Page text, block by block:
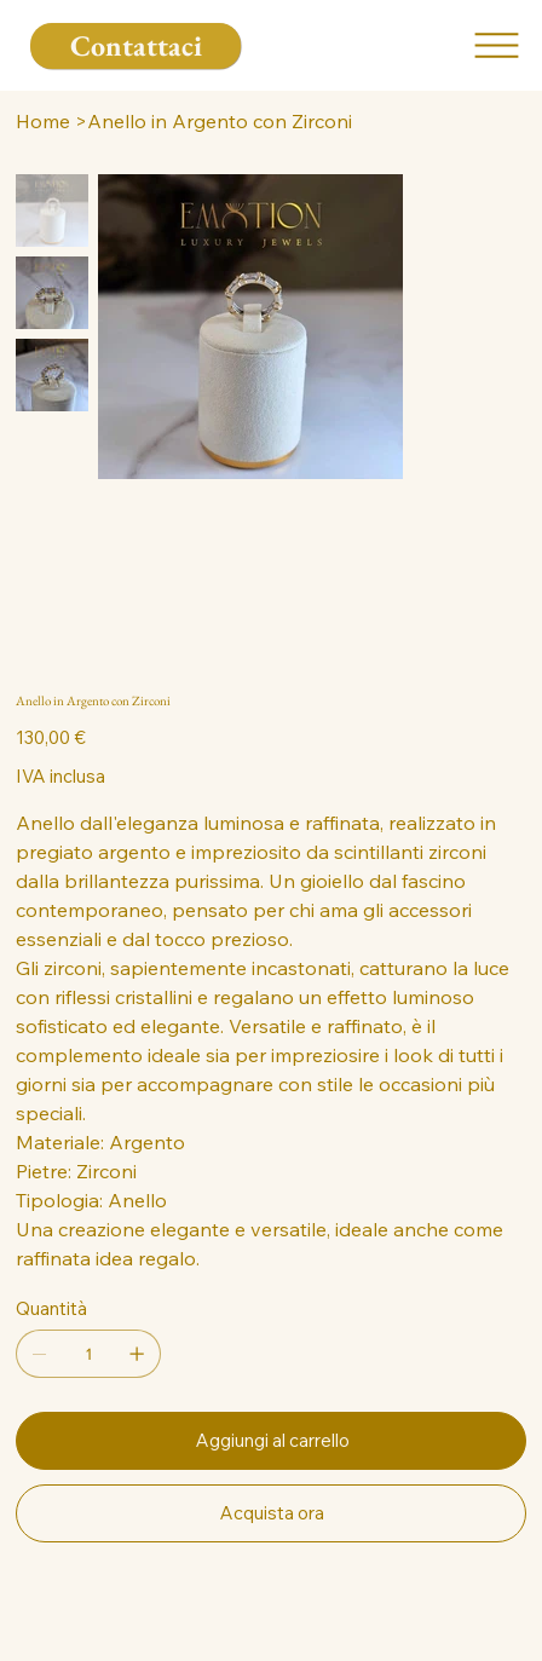
Contattaci
Home >Anello in Argento con Zirconi
Anello in Argento con Zirconi
Prezzo
130,00 €
IVA inclusa
Anello dall'eleganza luminosa e raffinata, realizzato in
pregiato argento e impreziosito da scintillanti zirconi
dalla brillantezza purissima. Un gioiello dal fascino
contemporaneo, pensato per chi ama gli accessori
essenziali e dal tocco prezioso.
Gli zirconi, sapientemente incastonati, catturano la luce
con riflessi cristallini e regalano un effetto luminoso
sofisticato ed elegante. Versatile e raffinato, è il
complemento ideale sia per impreziosire i look di tutti i
giorni sia per accompagnare con stile le occasioni più
speciali.
Materiale: Argento
Pietre: Zirconi
Tipologia: Anello
Una creazione elegante e versatile, ideale anche come
raffinata idea regalo.
Quantità
Aggiungi al carrello
Acquista ora